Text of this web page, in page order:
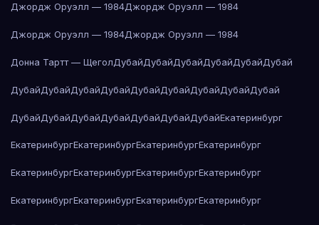
Джордж Оруэлл — 1984Джордж Оруэлл — 1984
Джордж Оруэлл — 1984Джордж Оруэлл — 1984
Донна Тартт — ЩеголДубайДубайДубайДубайДубайДубай
ДубайДубайДубайДубайДубайДубайДубайДубайДубай
ДубайДубайДубайДубайДубайДубайДубайЕкатеринбург
ЕкатеринбургЕкатеринбургЕкатеринбургЕкатеринбург
ЕкатеринбургЕкатеринбургЕкатеринбургЕкатеринбург
ЕкатеринбургЕкатеринбургЕкатеринбургЕкатеринбург